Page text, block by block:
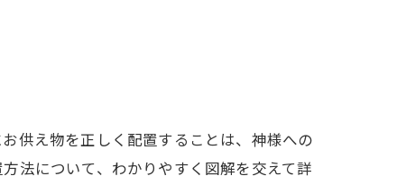
供え物を正しく配置することは、神様への
法について、わかりやすく図解を交えて詳